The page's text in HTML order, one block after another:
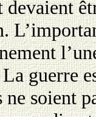
devaient
guerre
ne soient